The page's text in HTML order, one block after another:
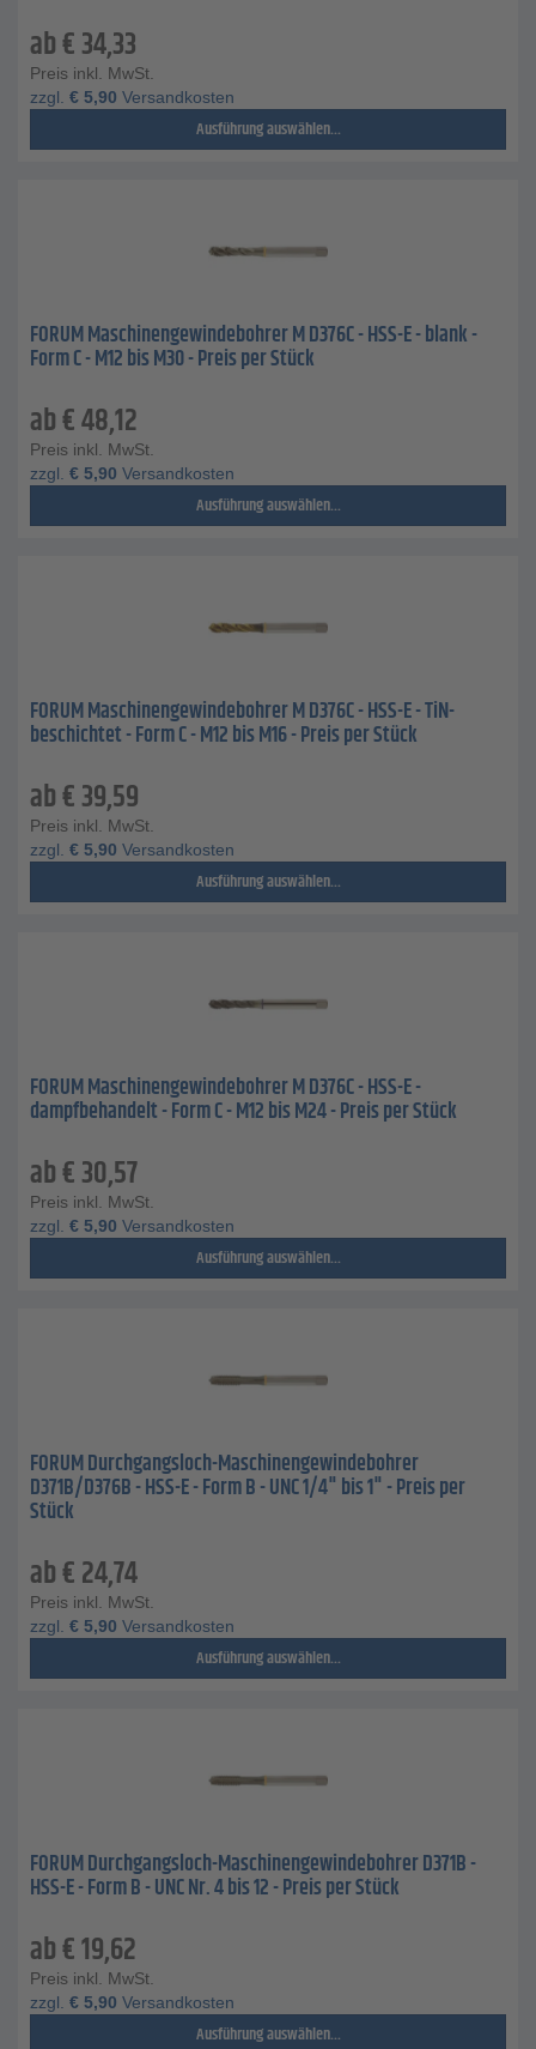
ab€34,33
Preis inkl. MwSt.
zzgl. € 5,90 Versandkosten
Ausführung auswählen...
FORUM Maschinengewindebohrer M D376C - HSS-E - blank -
Form C - M12 bis M30 - Preis per Stück
ab€48,12
Preis inkl. MwSt.
zzgl. € 5,90 Versandkosten
Ausführung auswählen...
FORUM Maschinengewindebohrer M D376C - HSS-E - TiN-
beschichtet - Form C - M12 bis M16 - Preis per Stück
ab€39,59
Preis inkl. MwSt.
zzgl. € 5,90 Versandkosten
Ausführung auswählen...
FORUM Maschinengewindebohrer M D376C - HSS-E -
dampfbehandelt - Form C - M12 bis M24 - Preis per Stück
ab€30,57
Preis inkl. MwSt.
zzgl. € 5,90 Versandkosten
Ausführung auswählen...
FORUM Durchgangsloch-Maschinengewindebohrer
D371B/D376B - HSS-E - Form B - UNC 1/4" bis 1" - Preis per
Stück
ab€24,74
Preis inkl. MwSt.
zzgl. € 5,90 Versandkosten
Ausführung auswählen...
FORUM Durchgangsloch-Maschinengewindebohrer D371B -
HSS-E - Form B - UNC Nr. 4 bis 12 - Preis per Stück
ab€19,62
Preis inkl. MwSt.
zzgl. € 5,90 Versandkosten
Ausführung auswählen...